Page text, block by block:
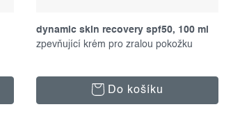
dynamic skin recovery spf50, 100 ml
zpevňující krém pro zralou pokožku
Do košíku